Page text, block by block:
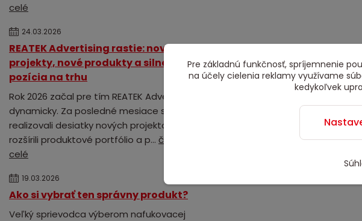
celé
24.03.2026
REATEK Advertising rastie: nové
projekty, nové produkty a silnejšia
pozícia na trhu
Rok 2026 začal pre tím REATEK Advertising
dynamicky. Za posledné mesiace sme
realizovali desiatky nových projektov,
rozšírili produktové portfólio a p... čítať
celé
19.03.2026
Ako si vybrať ten správny produkt?
Veľký sprievodca výberom nafukovacej
Pre základnú funkčnosť, spríjemnenie
na účely cielenia reklamy využívame
kedykoľvek